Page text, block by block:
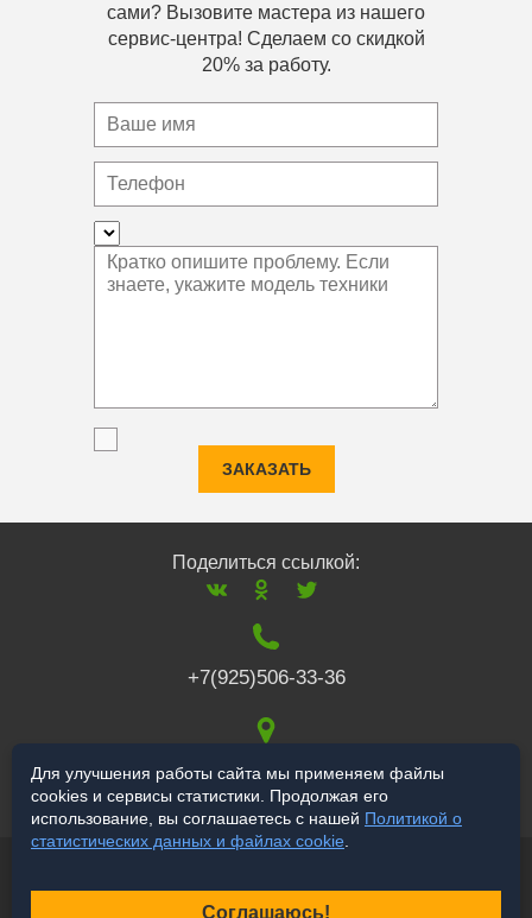
сами? Вызовите мастера из нашего
сервис-центра! Сделаем со скидкой
20% за работу.
ЗАКАЗАТЬ
Поделиться ссылкой:
+7(925)506-33-36
117519,г. Москва,
Варшавское ш., 132
Продвижение сайта
Для улучшения работы сайта мы применяем файлы
cookies и сервисы статистики. Продолжая его
использование, вы соглашаетесь с нашей Политикой о
статистических данных и файлах cookie
Соглашаюсь!